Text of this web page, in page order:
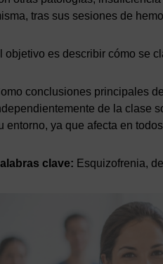
tras sus sesiones de
objetivo es describir cómo se
conclusiones principales
de la clase
entorno, ya que afecta en
clave: Esquizofrenia,